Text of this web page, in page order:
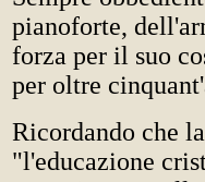
pianoforte,
forza per il suo
per oltre
Ricordando che
"l'educazione